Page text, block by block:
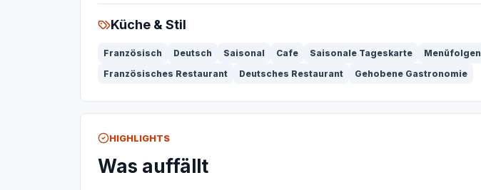
Küche & Stil
Französisch Deutsch Saisonal Cafe Saisonale Tageskarte
Menüfolgen
Französisches Restaurant
Deutsches Restaurant Gehobene Gastronomie
HIGHLIGHTS
Was auffällt